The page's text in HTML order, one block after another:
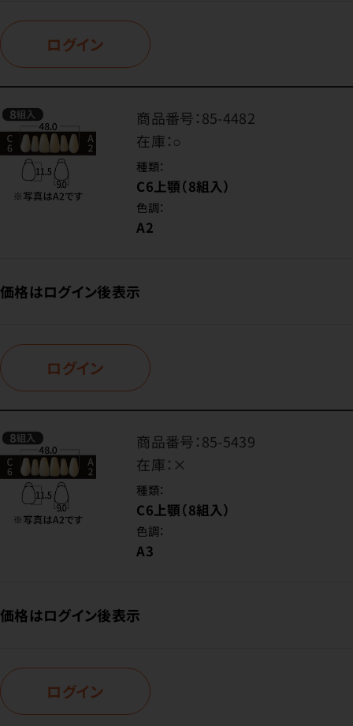
ログイン
商品番号：85-4482
在庫：○
種類：
C6上顎（8組入）
色調：
A2
価格はログイン後表示
ログイン
商品番号：85-5439
在庫： ×
種類：
C6上顎（8組入）
色調：
A3
価格はログイン後表示
ログイン